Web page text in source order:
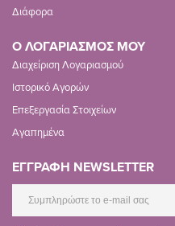
Διάφορα
Ο ΛΟΓΑΡΙΑΣΜΟΣ ΜΟΥ
Διαχείριση Λογαριασμού
Ιστορικό Αγορών
Επεξεργασία Στοιχείων
Αγαπημένα
ΕΓΓΡΑΦΗ NEWSLETTER